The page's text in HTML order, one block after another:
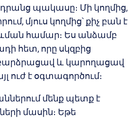
պակասը։ Մի կողմից,
մյուս կողմից՝ քիչ բան է
համար։ Ես անձամբ
հետ, որը սկզբից
բարձրացավ և կարողացավ
ուժ է օգտագործում։
մենք պետք է
մասին։ Եթե